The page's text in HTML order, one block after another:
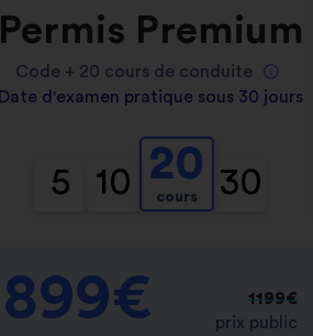
Permis Premium
Code + 20 cours de conduite
Date d'examen pratique sous 30 jours
5 10 20
cours 30
899€
1199€
prix public